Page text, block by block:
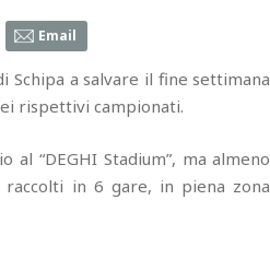
Email
Schipa a salvare il fine settimana
rispettivi campionati.
“DEGHI Stadium”, ma almeno
raccolti in 6 gare, in piena zona